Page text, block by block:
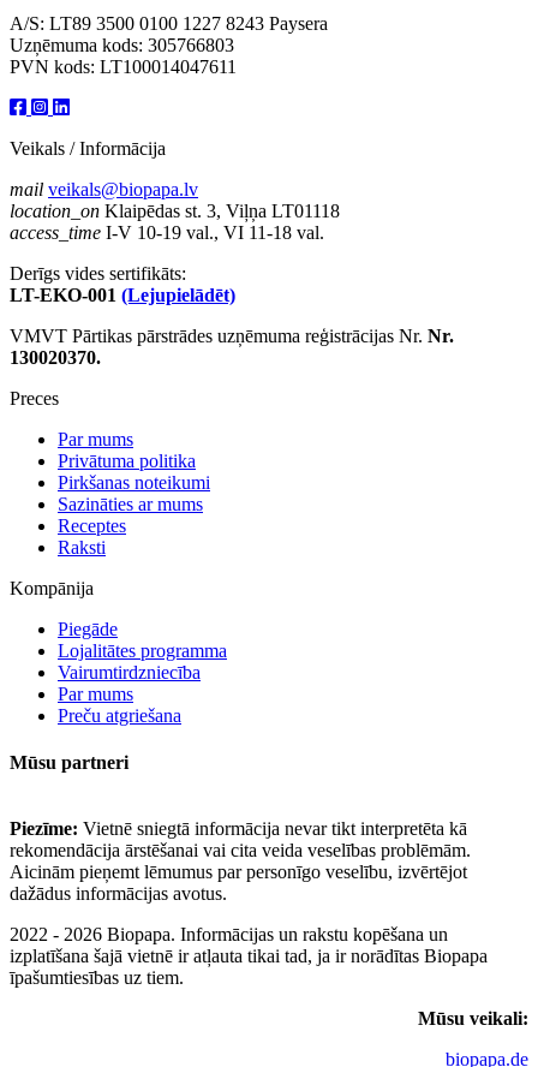
A/S: LT89 3500 0100 1227 8243 Paysera
Uzņēmuma kods: 305766803
PVN kods: LT100014047611
Veikals / Informācija
mail veikals@biopapa.lv
location_on Klaipēdas st. 3, Viļņa LT01118
access_time I-V 10-19 val., VI 11-18 val.
Derīgs vides sertifikāts:
LT-EKO-001 (Lejupielādēt)
VMVT Pārtikas pārstrādes uzņēmuma reģistrācijas Nr. Nr.
130020370.
Preces
Par mums
Privātuma politika
Pirkšanas noteikumi
Sazināties ar mums
Receptes
Raksti
Kompānija
Piegāde
Lojalitātes programma
Vairumtirdzniecība
Par mums
Preču atgriešana
Mūsu partneri
Piezīme: Vietnē sniegtā informācija nevar tikt interpretēta kā
rekomendācija ārstēšanai vai cita veida veselības problēmām.
Aicinām pieņemt lēmumus par personīgo veselību, izvērtējot
dažādus informācijas avotus.
2022 - 2026 Biopapa. Informācijas un rakstu kopēšana un
izplatīšana šajā vietnē ir atļauta tikai tad, ja ir norādītas Biopapa
īpašumtiesības uz tiem.
Mūsu veikali:
biopapa.de